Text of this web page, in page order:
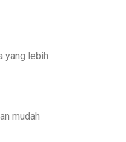
yang lebih
mudah